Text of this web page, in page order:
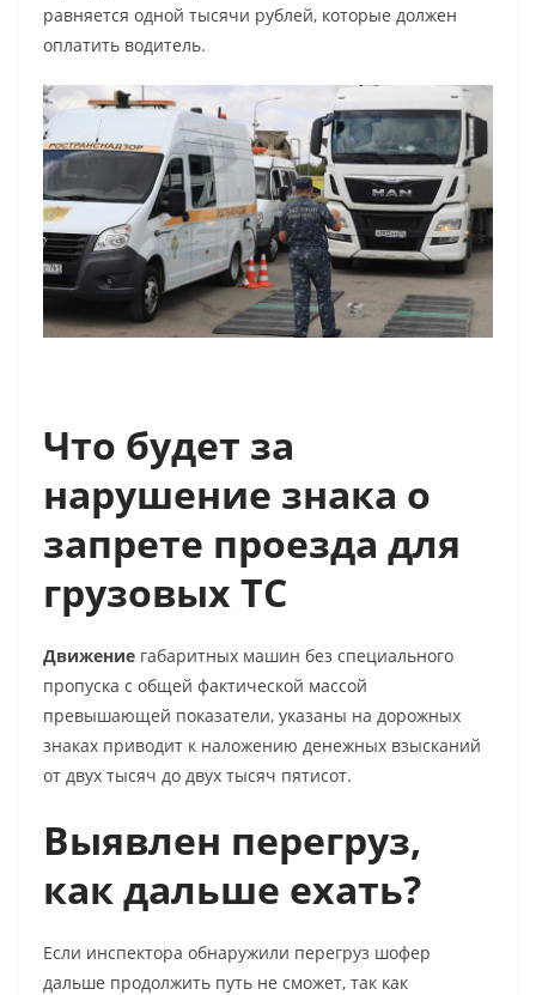
равняется одной тысячи рублей, которые должен
оплатить водитель.
Что будет за
нарушение знака о
запрете проезда для
грузовых ТС
Движение габаритных машин без специального
пропуска с общей фактической массой
превышающей показатели, указаны на дорожных
знаках приводит к наложению денежных взысканий
от двух тысяч до двух тысяч пятисот.
Выявлен перегруз,
как дальше ехать?
Если инспектора обнаружили перегруз шофер
дальше продолжить путь не сможет, так как